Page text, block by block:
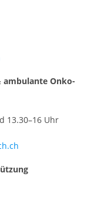
Onko-
13.30–16 Uhr